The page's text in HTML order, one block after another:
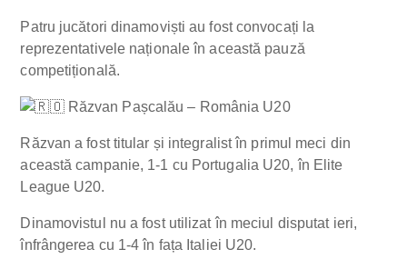
Patru jucători dinamoviști au fost convocați la
reprezentativele naționale în această pauză
competițională.
Răzvan Pașcalău – România U20
Răzvan a fost titular și integralist în primul meci din
această campanie, 1-1 cu Portugalia U20, în Elite
League U20.
Dinamovistul nu a fost utilizat în meciul disputat ieri,
înfrângerea cu 1-4 în fața Italiei U20.